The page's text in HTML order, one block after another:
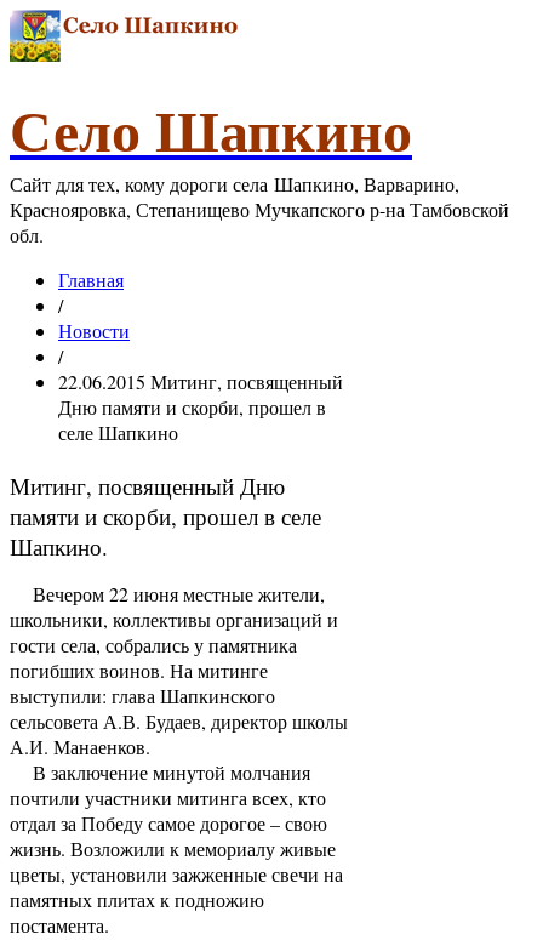
Село Шапкино
Сайт для тех, кому дороги села Шапкино, Варварино,
Краснояровка, Степанищево Мучкапского р-на Тамбовской
обл.
Главная
/
Новости
/
22.06.2015 Митинг, посвященный
Дню памяти и скорби, прошел в
селе Шапкино
Митинг, посвященный Дню
памяти и скорби, прошел в селе
Шапкино.
Вечером 22 июня местные жители,
школьники, коллективы организаций и
гости села, собрались у памятника
погибших воинов. На митинге
выступили: глава Шапкинского
сельсовета А.В. Будаев, директор школы
А.И. Манаенков.
В заключение минутой молчания
почтили участники митинга всех, кто
отдал за Победу самое дорогое – свою
жизнь. Возложили к мемориалу живые
цветы, установили зажженные свечи на
памятных плитах к подножию
постамента.